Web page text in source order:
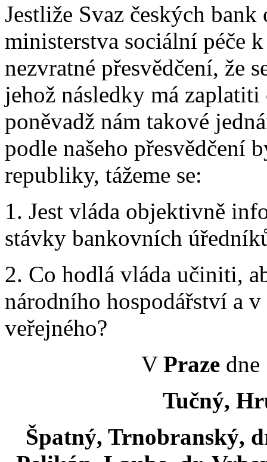
Jestliže Svaz českých
ministerstva sociální péče
nezvratné přesvědčení, že
jehož následky má
poněvadž nám takové
podle našeho přesvědčení
republiky, tážeme se:
1. Jest vláda objektivně
stávky bankovních
2. Co hodlá vláda učiniti,
národního hospodářství a
veřejného?
V Prazedne
Tučný,
Špatný, Trnobranský,